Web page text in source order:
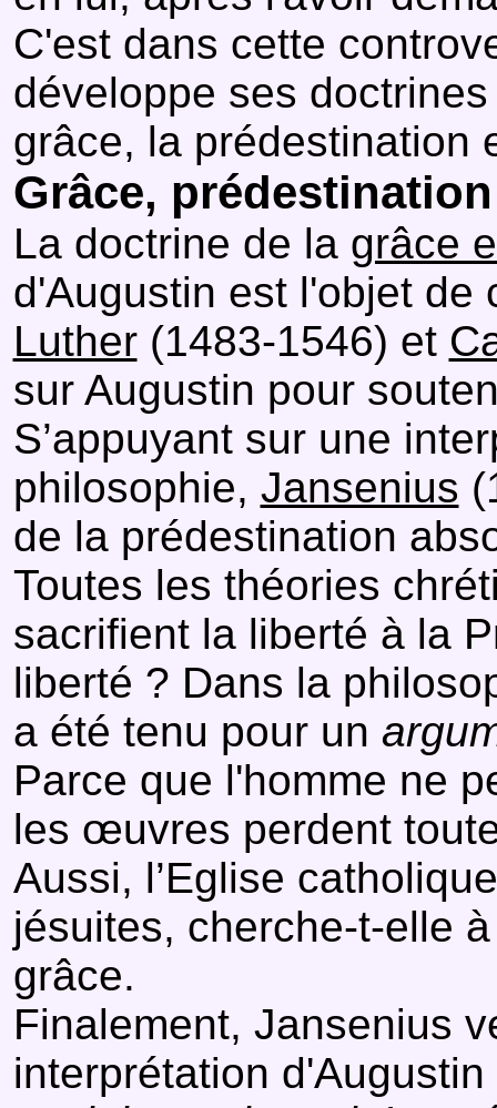
C'est dans cette
développe ses
grâce, la prédestination
Grâce,
La doctrine de la grâce
d'Augustin est l'objet de
Luther(1483-1546) et
sur Augustin pour
S’appuyant sur une
philosophie, Jansenius
de la prédestination
Toutes les théories
sacrifient la liberté à la
liberté ? Dans la
a été tenu pour un
Parce que l'homme ne
les œuvres perdent
Aussi, l’Eglise
jésuites, cherche-t-elle
grâce.
Finalement, Jansenius
interprétation d'Augustin